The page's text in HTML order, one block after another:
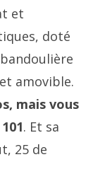
et
doté
amovible.
mais vous
. Et sa
25 de